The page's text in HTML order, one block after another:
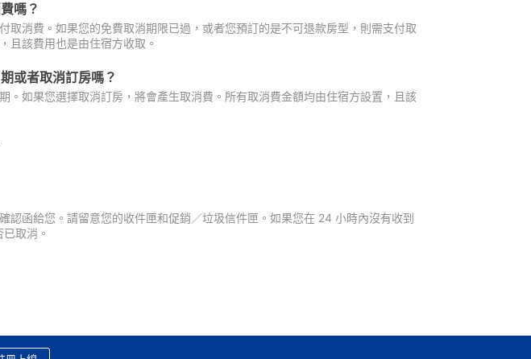
嗎？
取消費。如果您的免費取消期限已過，或者您預訂的是不可退款房型，則需支付取
且該費用也是由住宿方收取。
或者取消訂房嗎？
。如果您選擇取消訂房，將會產生取消費。所有取消費金額均由住宿方設置，且該
認函給您。請留意您的收件匣和促銷／垃圾信件匣。如果您在 24 小時內沒有收到
取消。